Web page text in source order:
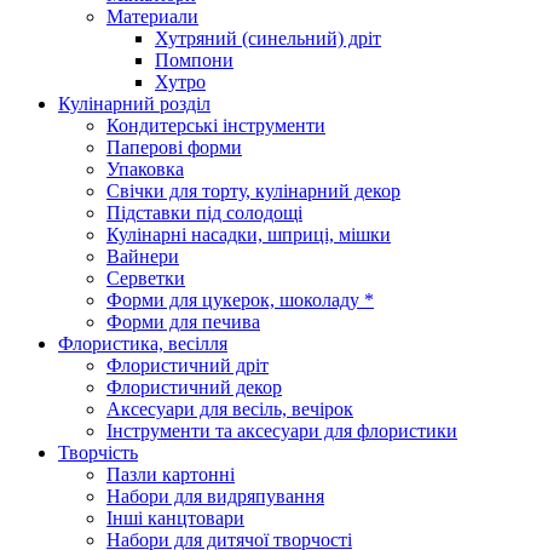
Материали
Хутряний (синельний) дріт
Помпони
Хутро
Кулінарний розділ
Кондитерські інструменти
Паперові форми
Упаковка
Свічки для торту, кулінарний декор
Підставки під солодощі
Кулінарні насадки, шприці, мішки
Вайнери
Серветки
Форми для цукерок, шоколаду *
Форми для печива
Флористика, весілля
Флористичний дріт
Флористичний декор
Аксесуари для весіль, вечірок
Інструменти та аксесуари для флористики
Творчість
Пазли картонні
Набори для видряпування
Інші канцтовари
Набори для дитячої творчості